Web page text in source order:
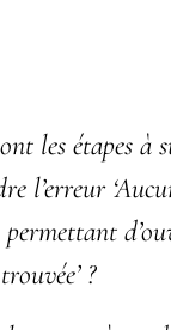
les étapes à
l’erreur
?